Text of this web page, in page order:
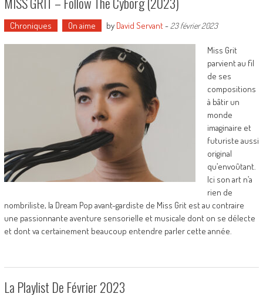
Chroniques On aime by David Servant- 23 février 2023
Miss Grit
parvient au fil
de ses
compositions
à bâtir un
monde
imaginaire et
futuriste aussi
original
qu’envoûtant.
Ici son art n’a
rien de
nombriliste, la Dream Pop avant-gardiste de Miss Grit est au contraire
une passionnante aventure sensorielle et musicale dont on se délecte
et dont va certainement beaucoup entendre parler cette année.
La Playlist De Février 2023